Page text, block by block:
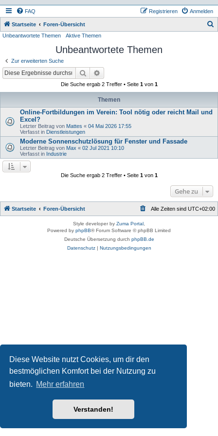
Diese Website nutzt Cookies, um dir den
bestmöglichen Komfort bei der Nutzung zu
bieten. Mehr erfahren
Verstanden!
FAQ Anmelden
Registrieren
Startseite Foren-Übersicht
Unbeantwortete Themen Aktive Themen
Unbeantwortete Themen
Zur erweiterten Suche
Suche
Die Suche ergab 2 Treffer • Seite 1von 1
Themen
Online-Fortbildungen im Verein: Tool nötig oder reicht Mail und
Excel?
Letzter Beitrag von Mattes « 04 Mai 2026 17:55
Verfasst in Dienstleistungen
Moderne Sonnenschutzlösung für Fenster und Fassade
Letzter Beitrag von Max « 02 Jul 2021 10:10
Verfasst in Industrie
Die Suche ergab 2 Treffer • Seite 1von 1
Gehe zu
Startseite Foren-Übersicht Alle Zeiten sind UTC+02:00
Style developer by Zuma Portal
Powered by phpBB® Forum Software © phpBB Limited
Deutsche Übersetzung durch phpBB.de
Datenschutz| Nutzungsbedingungen